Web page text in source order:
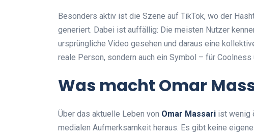
Besonders aktiv ist die Szene auf TikTok, wo der
generiert. Dabei ist auffällig: Die meisten Nutzer
ursprüngliche Video gesehen und daraus eine
reale Person, sondern auch ein Symbol – für
Was macht Omar
Über das aktuelle Leben von Omar Massari ist wenig
medialen Aufmerksamkeit heraus. Es gibt keine